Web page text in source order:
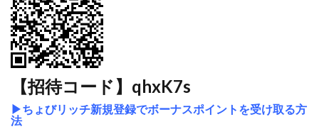
【招待コード】qhxK7s
▶ちょびリッチ新規登録でボーナスポイントを受け取る方
法